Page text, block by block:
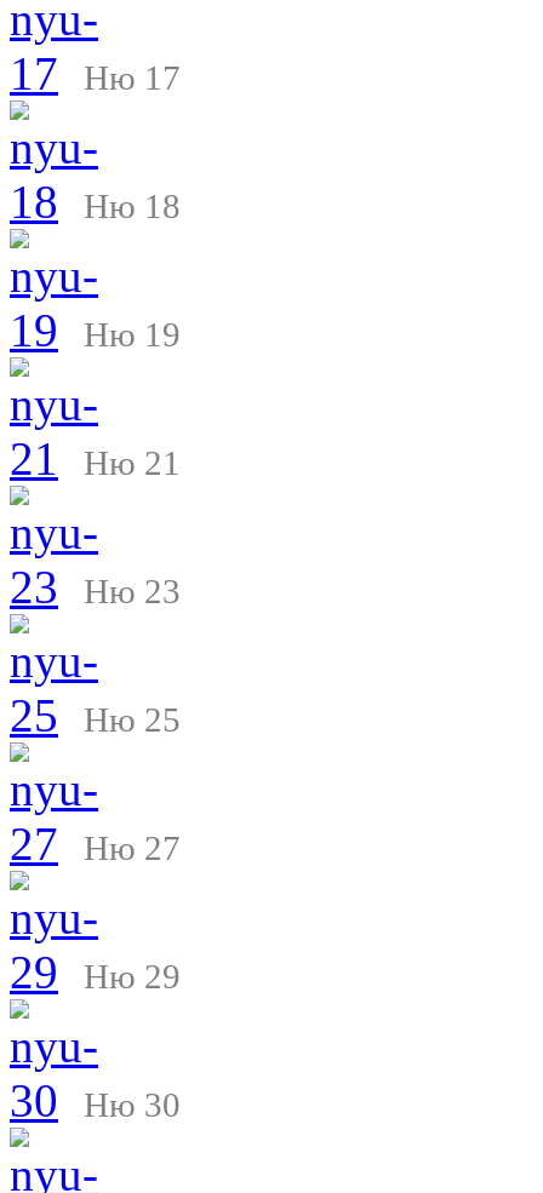
Ню 17
Ню 18
Ню 19
Ню 21
Ню 23
Ню 25
Ню 27
Ню 29
Ню 30